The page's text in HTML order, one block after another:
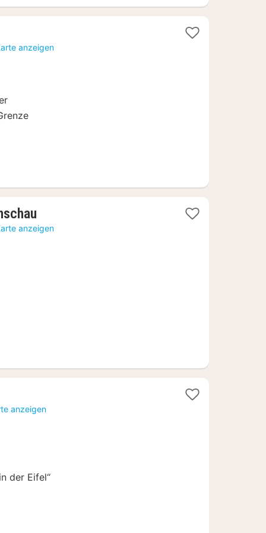
anzeigen
Nacht
anzeigen
anzeigen
der Eifel“